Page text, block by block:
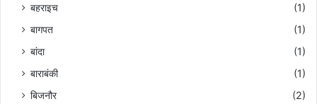
बहराइच
(1)
बागपत
(1)
बांदा
(1)
बाराबंकी
(1)
बिजनौर
(2)